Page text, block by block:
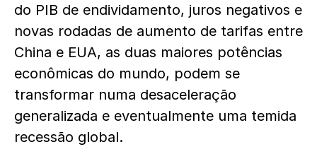
do PIB de endividamento, juros negativos e
novas rodadas de aumento de tarifas entre
China e EUA, as duas maiores potências
econômicas do mundo, podem se
transformar numa desaceleração
generalizada e eventualmente uma temida
recessão global.